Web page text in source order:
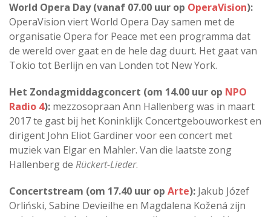
World Opera Day (vanaf 07.00 uur op OperaVision):
OperaVision viert World Opera Day samen met de
organisatie Opera for Peace met een programma dat
de wereld over gaat en de hele dag duurt. Het gaat van
Tokio tot Berlijn en van Londen tot New York.
Het Zondagmiddagconcert (om 14.00 uur op NPO
Radio 4): mezzosopraan Ann Hallenberg was in maart
2017 te gast bij het Koninklijk Concertgebouworkest en
dirigent John Eliot Gardiner voor een concert met
muziek van Elgar en Mahler. Van die laatste zong
Hallenberg de Rückert-Lieder.
Concertstream (om 17.40 uur op Arte): Jakub Józef
Orliński, Sabine Devieilhe en Magdalena Kožená zijn